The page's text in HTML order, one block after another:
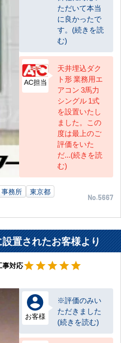
ただいて本当
に良かったで
す。(続きを読
む)
AC担当
天井埋込ダク
ト形 業務用エ
アコン 3馬力
シングル 1式
を設置いたし
ました。この
度は最上のご
評価をいた
だ...(続きを読
む)
事務所
東京都
No.5667
置されたお客様より
事対応 星5
starstarstarstarstar
お客様
※評価のみい
ただきました
(続きを読む)